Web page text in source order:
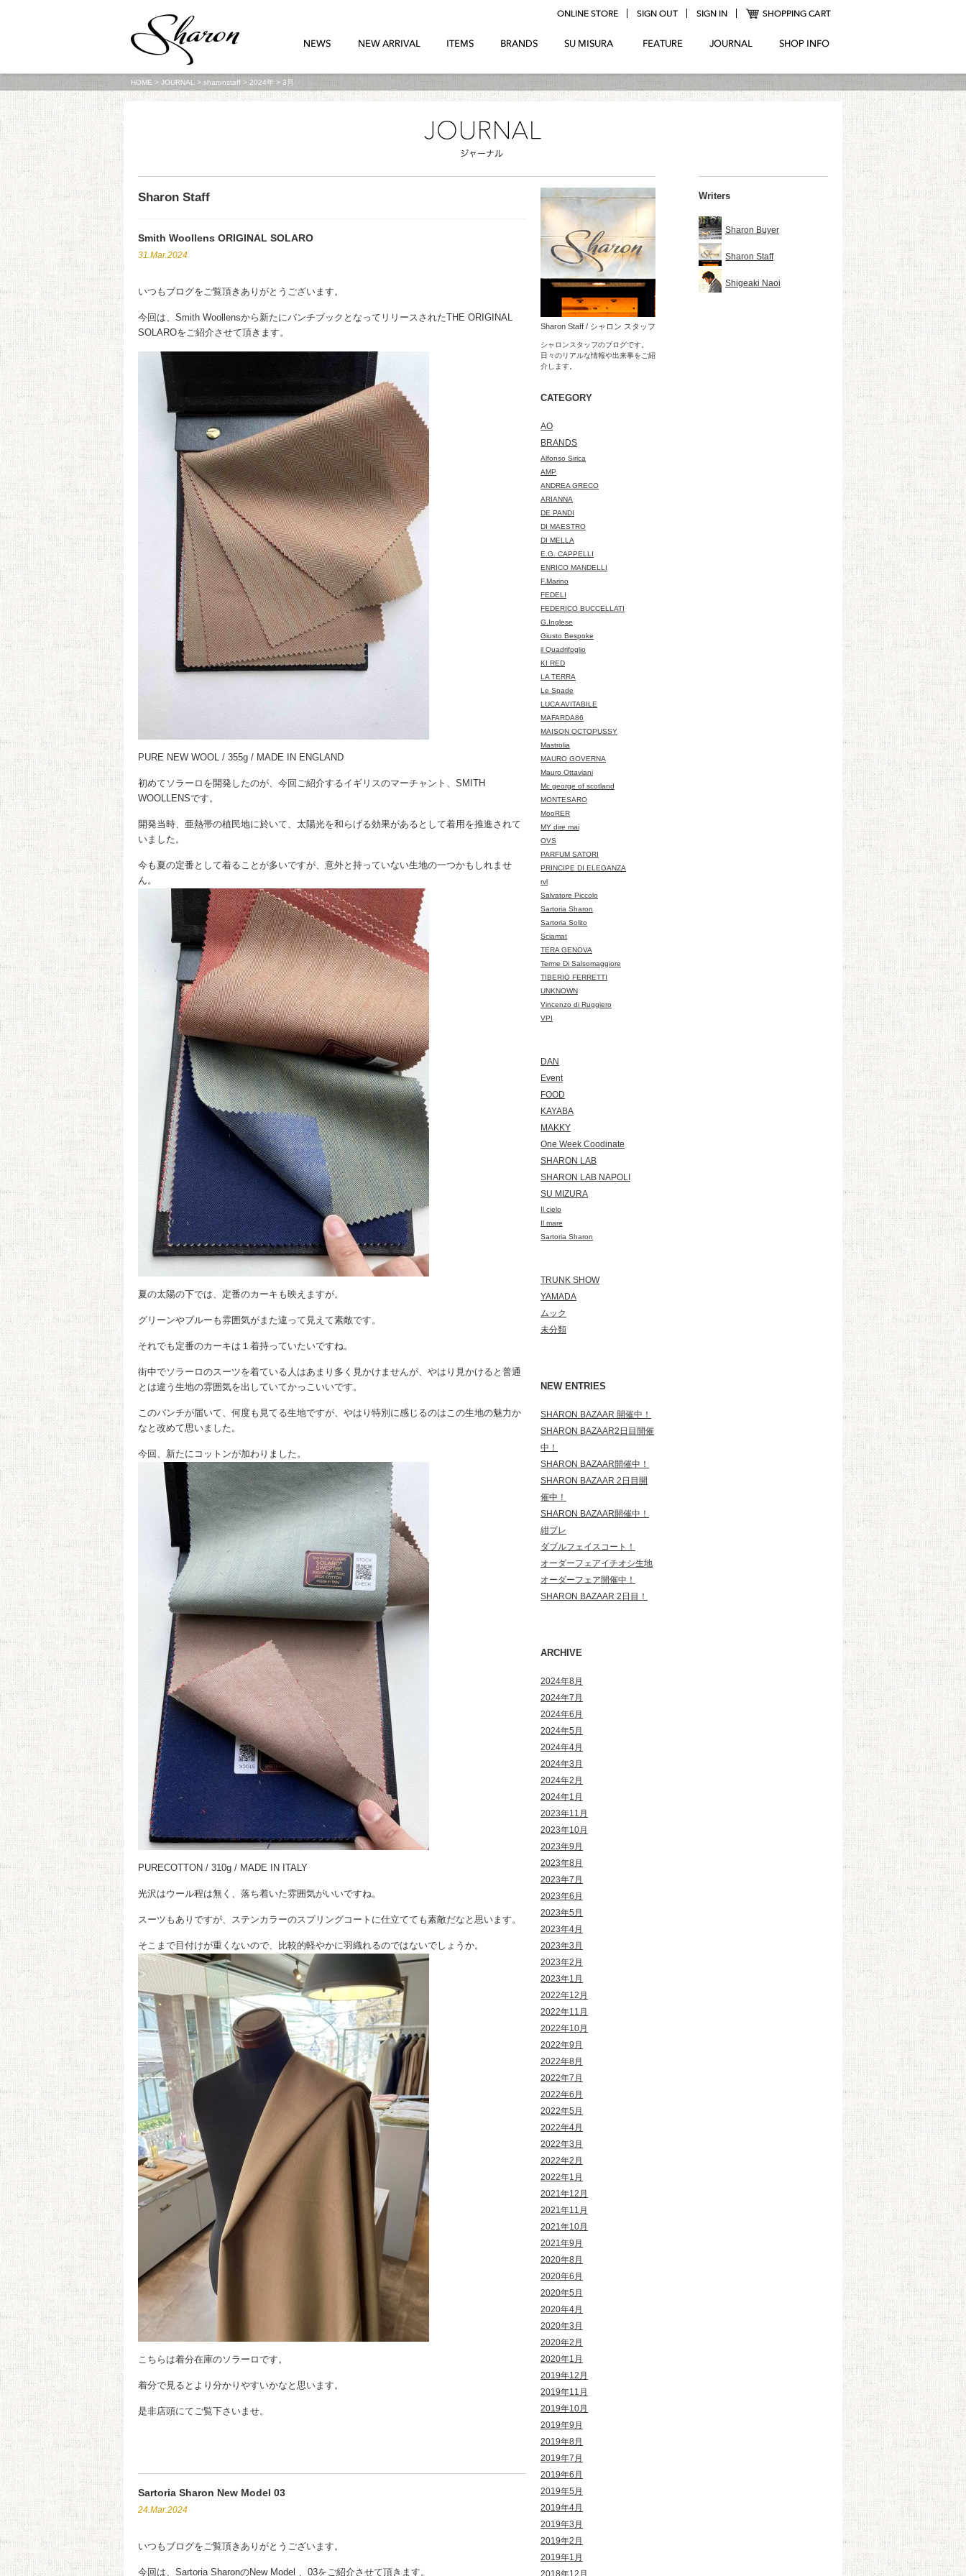
HOME > JOURNAL > sharonstaff > 2024年 > 3月
Sharon Staff
Smith Woollens ORIGINAL SOLARO
31.Mar.2024
いつもブログをご覧頂きありがとうございます。
今回は、Smith Woollensから新たにバンチブックとなってリリースされたTHE ORIGINAL
SOLAROをご紹介させて頂きます。
PURE NEW WOOL / 355g / MADE IN ENGLAND
初めてソラーロを開発したのが、今回ご紹介するイギリスのマーチャント、SMITH
WOOLLENSです。
開発当時、亜熱帯の植民地に於いて、太陽光を和らげる効果があるとして着用を推進されて
いました。
今も夏の定番として着ることが多いですが、意外と持っていない生地の一つかもしれませ
ん。
夏の太陽の下では、定番のカーキも映えますが。
グリーンやブルーも雰囲気がまた違って見えて素敵です。
それでも定番のカーキは１着持っていたいですね。
街中でソラーロのスーツを着ている人はあまり多く見かけませんが、やはり見かけると普通
とは違う生地の雰囲気を出していてかっこいいです。
このバンチが届いて、何度も見てる生地ですが、やはり特別に感じるのはこの生地の魅力か
なと改めて思いました。
今回、新たにコットンが加わりました。
PURECOTTON / 310g / MADE IN ITALY
光沢はウール程は無く、落ち着いた雰囲気がいいですね。
スーツもありですが、ステンカラーのスプリングコートに仕立てても素敵だなと思います。
そこまで目付けが重くないので、比較的軽やかに羽織れるのではないでしょうか。
こちらは着分在庫のソラーロです。
着分で見るとより分かりやすいかなと思います。
是非店頭にてご覧下さいませ。
Sartoria Sharon New Model 03
24.Mar.2024
いつもブログをご覧頂きありがとうございます。
今回は、Sartoria SharonのNew Model 、03をご紹介させて頂きます。
Sharon Staff / シャロン スタッフ
シャロンスタッフのブログです。
日々のリアルな情報や出来事をご紹
介します。
CATEGORY
AO
BRANDS
Alfonso Sirica
AMP
ANDREA GRECO
ARIANNA
DE PANDI
DI MAESTRO
DI MELLA
E.G. CAPPELLI
ENRICO MANDELLI
F.Marino
FEDELI
FEDERICO BUCCELLATI
G.Inglese
Giusto Bespoke
il Quadrifoglio
KI RED
LA TERRA
Le Spade
LUCA AVITABILE
MAFARDA86
MAISON OCTOPUSSY
Mastrolia
MAURO GOVERNA
Mauro Ottaviani
Mc george of scotland
MONTESARO
MooRER
MY dire mai
OVS
PARFUM SATORI
PRINCIPE DI ELEGANZA
rvl
Salvatore Piccolo
Sartoria Sharon
Sartoria Solito
Sciamat
TERA GENOVA
Terme Di Salsomaggiore
TIBERIO FERRETTI
UNKNOWN
Vincenzo di Ruggiero
VPI
DAN
Event
FOOD
KAYABA
MAKKY
One Week Coodinate
SHARON LAB
SHARON LAB NAPOLI
SU MIZURA
Il cielo
Il mare
Sartoria Sharon
TRUNK SHOW
YAMADA
ムック
未分類
NEW ENTRIES
SHARON BAZAAR 開催中！
SHARON BAZAAR2日目開催
中！
SHARON BAZAAR開催中！
SHARON BAZAAR 2日目開
催中！
SHARON BAZAAR開催中！
紺ブレ
ダブルフェイスコート！
オーダーフェアイチオシ生地
オーダーフェア開催中！
SHARON BAZAAR 2日目！
ARCHIVE
2024年8月
2024年7月
2024年6月
2024年5月
2024年4月
2024年3月
2024年2月
2024年1月
2023年11月
2023年10月
2023年9月
2023年8月
2023年7月
2023年6月
2023年5月
2023年4月
2023年3月
2023年2月
2023年1月
2022年12月
2022年11月
2022年10月
2022年9月
2022年8月
2022年7月
2022年6月
2022年5月
2022年4月
2022年3月
2022年2月
2022年1月
2021年12月
2021年11月
2021年10月
2021年9月
2020年8月
2020年6月
2020年5月
2020年4月
2020年3月
2020年2月
2020年1月
2019年12月
2019年11月
2019年10月
2019年9月
2019年8月
2019年7月
2019年6月
2019年5月
2019年4月
2019年3月
2019年2月
2019年1月
2018年12月
Writers
Sharon Buyer
Sharon Staff
Shigeaki Naoi